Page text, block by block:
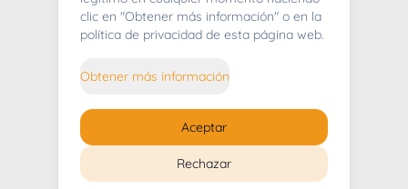
Whoops! Lo sentimos mucho.
clic en "Obtener más información" o en la
política de privacidad de esta página web.
Obtener más información
Rechazar
Aceptar